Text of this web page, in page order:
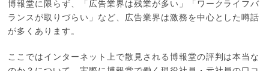
博報堂に限らず、「広告業界は残業が多い」「ワークライフバ
ランスが取りづらい」など、広告業界は激務を中心とした噂話
が多くあります。
ここではインターネット上で散見される博報堂︎の評判は本当な